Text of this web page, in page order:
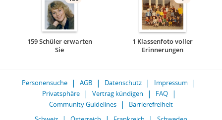
159 Schüler erwarten
Sie
1 Klassenfoto voller
Erinnerungen
Personensuche AGB Datenschutz
Impressum
Privatsphäre
Vertrag kündigen
FAQ
Community Guidelines
Barrierefreiheit